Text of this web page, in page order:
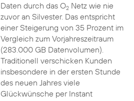
Daten durch das O2Netz wie nie
zuvor an Silvester. Das entspricht
einer Steigerung von 35 Prozent im
Vergleich zum Vorjahreszeitraum
(283.000 GB Datenvolumen).
Traditionell verschicken Kunden
insbesondere in der ersten Stunde
des neuen Jahres viele
Glückwünsche per Instant